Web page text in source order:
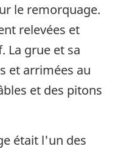
le remorquage.
relevées et
La grue et sa
et arrimées au
et des pitons
était l'un des